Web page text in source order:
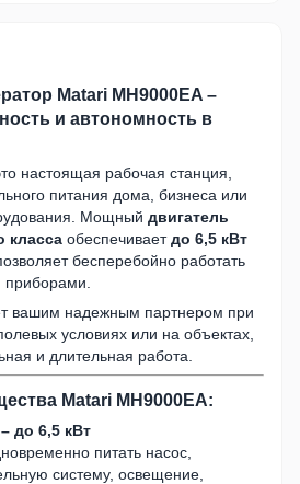
Matari MH9000EA –
и автономность в
настоящая рабочая станция,
питания дома, бизнеса или
Мощный двигатель
класса обеспечиваетдо 6,5 кВт
бесперебойно работать
вашим надежным партнером при
условиях или на объектах,
и длительная работа.
Matari MH9000EA:
до 6,5 кВт
питать насос,
систему, освещение,